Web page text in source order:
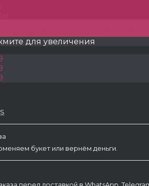
для увеличения
букет или вернём деньги.